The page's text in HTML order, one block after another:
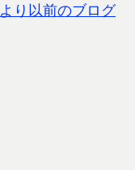
より以前のブログ